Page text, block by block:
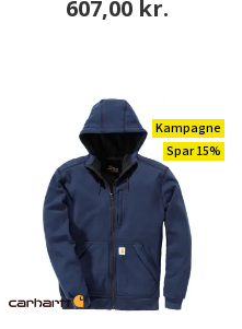
607,00 kr.
Kampagne
Spar 15%